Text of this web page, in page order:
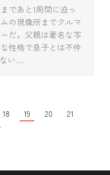
であと1周間に迫っ
の現像所までクルマ
だ。父親は著名な写
性格で息子とは不仲
い…
18 19 20
21